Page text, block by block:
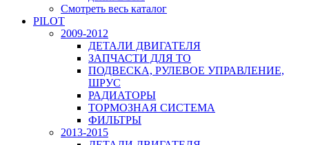
Смотреть весь каталог
PILOT
2009-2012
ДЕТАЛИ ДВИГАТЕЛЯ
ЗАПЧАСТИ ДЛЯ ТО
ПОДВЕСКА, РУЛЕВОЕ УПРАВЛЕНИЕ,
ШРУС
РАДИАТОРЫ
ТОРМОЗНАЯ СИСТЕМА
ФИЛЬТРЫ
2013-2015